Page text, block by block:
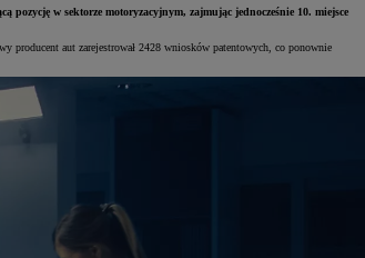
pozycję w sektorze motoryzacyjnym, zajmując jednocześnie 10. miejsce
producent aut zarejestrował 2428 wniosków patentowych, co ponownie